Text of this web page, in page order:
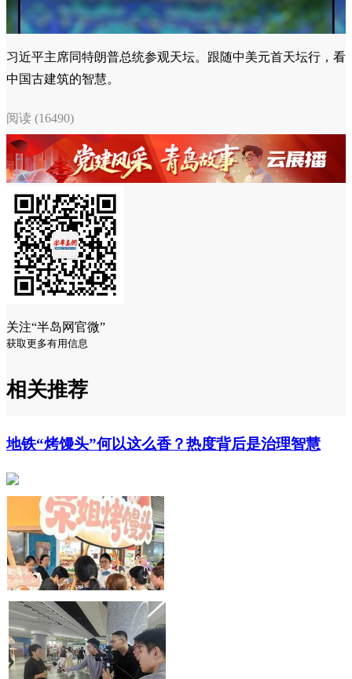
习近平主席同特朗普总统参观天坛。跟随中美元首天坛行，看
中国古建筑的智慧。
阅读 (16490)
关注“半岛网官微”
获取更多有用信息
相关推荐
地铁“烤馒头”何以这么香？热度背后是治理智慧